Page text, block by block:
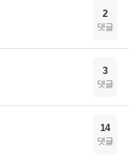
2
댓글
3
댓글
14
댓글